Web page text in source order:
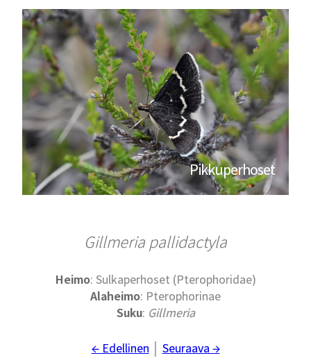
Pikkuperhoset
Gillmeria pallidactyla
Heimo: Sulkaperhoset (Pterophoridae)
Alaheimo: Pterophorinae
Suku: Gillmeria
← Edellinen Seuraava →